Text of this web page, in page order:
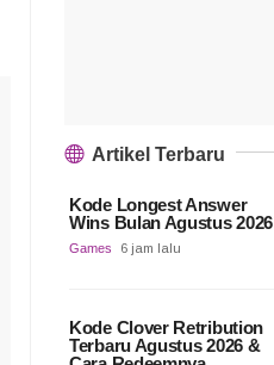
Artikel Terbaru
Kode Longest Answer
Wins Bulan Agustus 2026
Games 6 jam lalu
Kode Clover Retribution
Terbaru Agustus 2026 &